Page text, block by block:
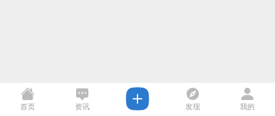
首页 资讯 发现 我的